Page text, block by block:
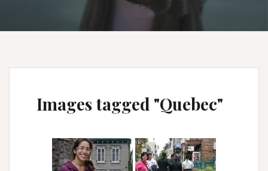
Images tagged "Quebec"